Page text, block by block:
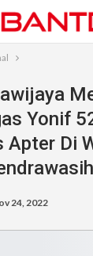
Yonif
Apter Di
24, 2022